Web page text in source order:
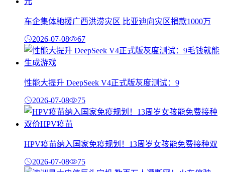
车企集体驰援广西洪涝灾区 比亚迪向灾区捐款1000万
2026-07-08 67
性能大提升 DeepSeek V4正式版灰度测试：9
2026-07-08 75
HPV疫苗纳入国家免疫规划！13周岁女孩能免费接种双
2026-07-08 75